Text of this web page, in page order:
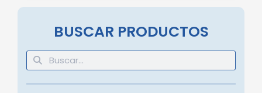
BUSCAR PRODUCTOS